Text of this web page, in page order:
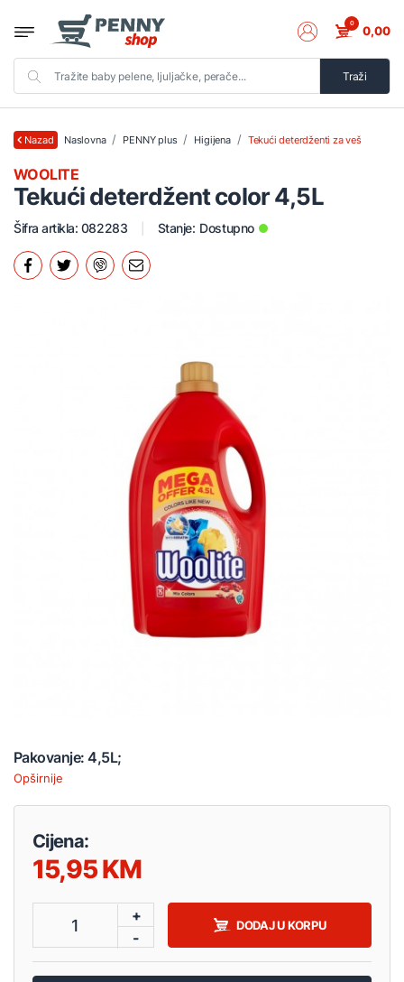
Traži
0 0,00
Nazad Naslovna PENNY plus Higijena Tekući deterdženti za veš
Tekući deterdžent color 4,5L
WOOLITE
Šifra artikla: 082283 Stanje: Dostupno
Pakovanje: 4,5L;
Opširnije
Cijena:
15,95
1
+
-
DODAJ U KORPU